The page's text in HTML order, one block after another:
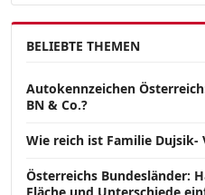
BELIEBTE THEMEN
Autokennzeichen
BN & Co.?
Wie reich ist Familie Dujsik-
Österreichs Bundesländer: